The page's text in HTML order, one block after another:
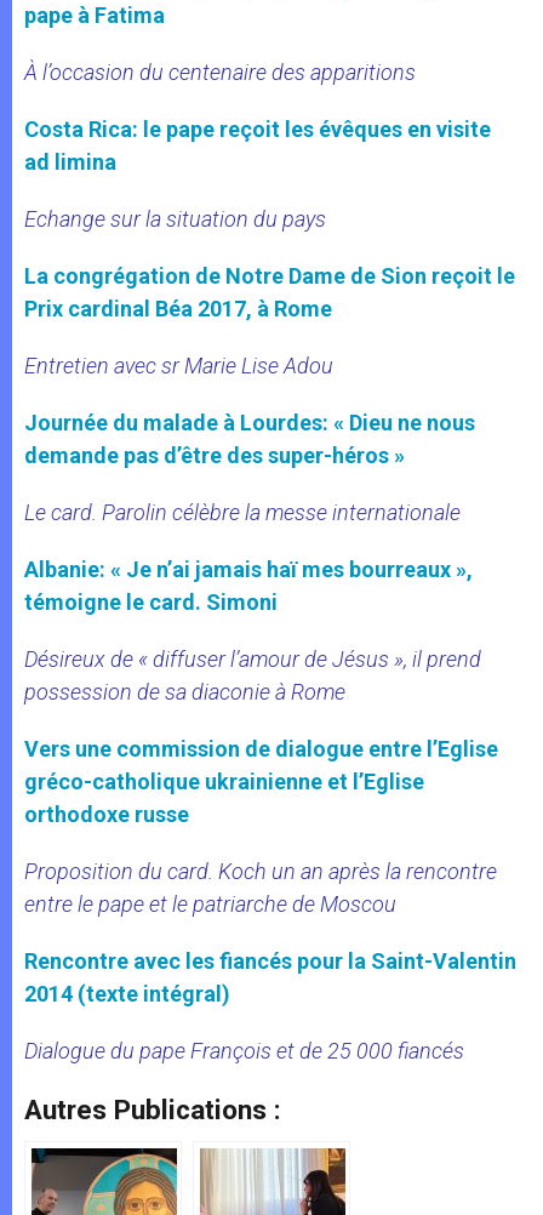
pape à Fatima
À l’occasion du centenaire des apparitions
Costa Rica: le pape reçoit les évêques en visite
ad limina
Echange sur la situation du pays
La congrégation de Notre Dame de Sion reçoit le
Prix cardinal Béa 2017, à Rome
Entretien avec sr Marie Lise Adou
Journée du malade à Lourdes: « Dieu ne nous
demande pas d’être des super-héros »
Le card. Parolin célèbre la messe internationale
Albanie: « Je n’ai jamais haï mes bourreaux »,
témoigne le card. Simoni
Désireux de « diffuser l’amour de Jésus », il prend
possession de sa diaconie à Rome
Vers une commission de dialogue entre l’Eglise
gréco-catholique ukrainienne et l’Eglise
orthodoxe russe
Proposition du card. Koch un an après la rencontre
entre le pape et le patriarche de Moscou
Rencontre avec les fiancés pour la Saint-Valentin
2014 (texte intégral)
Dialogue du pape François et de 25 000 fiancés
Autres Publications :